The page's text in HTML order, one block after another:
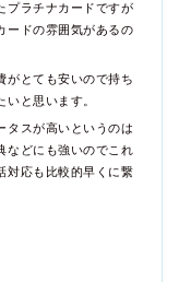
プラチナカードですが
ードの雰囲気があるの
がとても安いので持ち
と思います。
タスが高いというのは
などにも強いのでこれ
対応も比較的早くに繋